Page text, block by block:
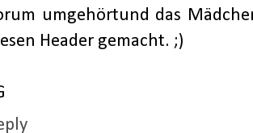
umgehörtund das
Header gemacht. ;)